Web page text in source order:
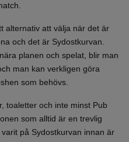
alternativ att välja när det är
och det är Sydostkurvan.
planen och spelat, blir man
man kan verkligen göra
som behövs.
toaletter och inte minst Pub
som alltid är en trevlig
på Sydostkurvan innan är